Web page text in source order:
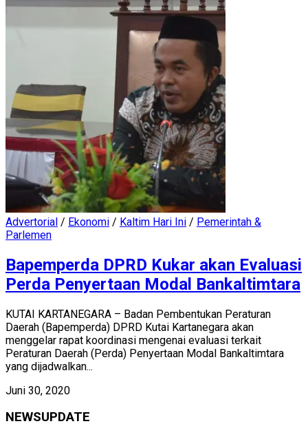
Advertorial / Ekonomi / Kaltim Hari Ini / Pemerintah &
Parlemen
Bapemperda DPRD Kukar akan Evaluasi
Perda Penyertaan Modal Bankaltimtara
KUTAI KARTANEGARA – Badan Pembentukan Peraturan
Daerah (Bapemperda) DPRD Kutai Kartanegara akan
menggelar rapat koordinasi mengenai evaluasi terkait
Peraturan Daerah (Perda) Penyertaan Modal Bankaltimtara
yang dijadwalkan...
Juni 30, 2020
NEWSUPDATE